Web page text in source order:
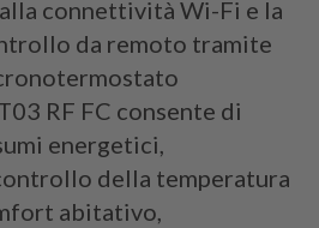
connettività Wi-Fi e la
da remoto tramite
RF FC consente di
energetici,
della temperatura
abitativo,